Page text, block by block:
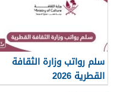
سلم رواتب وزارة الثقافة
القطرية 2026